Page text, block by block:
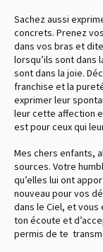
Sachez aussi
concrets. Prenez
dans vos bras et
lorsqu’ils sont dans
sont dans la joie.
franchise et la
exprimer leur
leur cette affection
est pour ceux qui
Mes chers enfants,
sources. Votre
qu’elles lui ont
nouveau pour vos
dans le Ciel, et
ton écoute et
permis de te